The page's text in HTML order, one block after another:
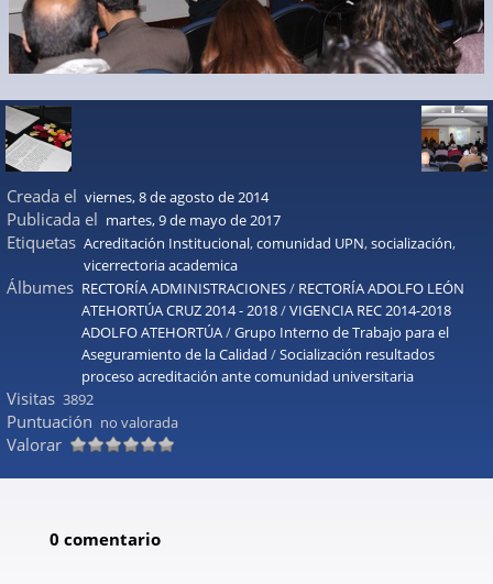
Creada el viernes, 8 de agosto de 2014
Publicada el martes, 9 de mayo de 2017
Etiquetas Acreditación Institucional,comunidad UPN,socialización,
vicerrectoria academica
Álbumes RECTORÍA ADMINISTRACIONES/ RECTORÍA ADOLFO LEÓN
ATEHORTÚA CRUZ 2014 - 2018/VIGENCIA REC 2014-2018
ADOLFO ATEHORTÚA/Grupo Interno de Trabajo para el
Aseguramiento de la Calidad /Socialización resultados
proceso acreditación ante comunidad universitaria
Visitas 3892
Puntuación no valorada
Valorar
0 comentario